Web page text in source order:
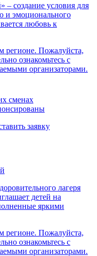
– создание условия для
и эмоционального
любовь к
регионе. Пожалуйста,
ознакомьтесь с
организаторами.
сменах
заявку
лагеря
детей на
яркими
регионе. Пожалуйста,
ознакомьтесь с
организаторами.